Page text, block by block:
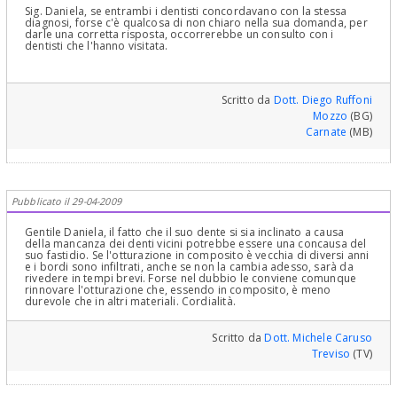
lo stesso nervo linguale come ho già detto, è un ramo del nervo
Mandibolare che nasce dal Ganglio del Famoso Trigemino e passa
sotto o vicino al dente del giudizio nel Canale Mandibolare. Perchè
le dico questo?...per farle capire che un "risentimento a livello
della bocca" come da Lei lamentato può dare i sintomi che ha
specialità dell'Odontoiatria che studia queste patologie: La
GNATOLOGIA: essa studia la “complessità dei problemi che stanno
dietro la semplice parola “malocclusione”... ...Per concludere
signora cara deve essere visitata da un buon Parodontologo (il
buon parodontologo è anche Gnatologo)...Cordialmente
Sig. Daniela, se entrambi i dentisti concordavano con la stessa
diagnosi, forse c'è qualcosa di non chiaro nella sua domanda, per
darle una corretta risposta, occorrerebbe un consulto con i
dentisti che l'hanno visitata.
Scritto da Dott. Diego Ruffoni
Mozzo (BG)
Carnate (MB)
Pubblicato il 29-04-2009
Gentile Daniela, il fatto che il suo dente si sia inclinato a causa
della mancanza dei denti vicini potrebbe essere una concausa del
suo fastidio. Se l'otturazione in composito è vecchia di diversi anni
e i bordi sono infiltrati, anche se non la cambia adesso, sarà da
rivedere in tempi brevi. Forse nel dubbio le conviene comunque
rinnovare l'otturazione che, essendo in composito, è meno
durevole che in altri materiali. Cordialità.
Scritto daDott. Michele Caruso
Treviso (TV)